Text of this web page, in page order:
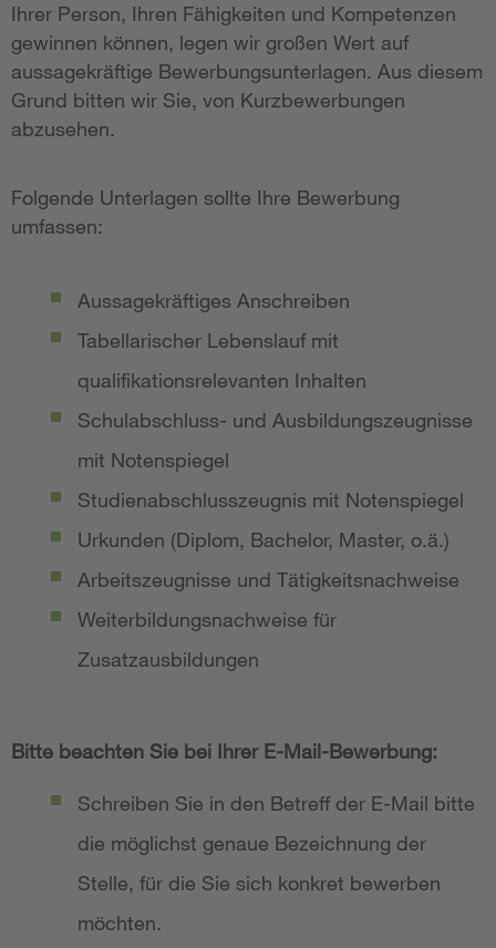
Ihrer Person, Ihren Fähigkeiten und Kompetenzen
gewinnen können, legen wir großen Wert auf
aussagekräftige Bewerbungsunterlagen. Aus diesem
Grund bitten wir Sie, von Kurzbewerbungen
abzusehen.
Folgende Unterlagen sollte Ihre Bewerbung
umfassen:
Aussagekräftiges Anschreiben
Tabellarischer Lebenslauf mit
qualifikationsrelevanten Inhalten
Schulabschluss- und Ausbildungszeugnisse
mit Notenspiegel
Studienabschlusszeugnis mit Notenspiegel
Urkunden (Diplom, Bachelor, Master, o.ä.)
Arbeitszeugnisse und Tätigkeitsnachweise
Weiterbildungsnachweise für
Zusatzausbildungen
Bitte beachten Sie bei Ihrer E-Mail-Bewerbung:
Schreiben Sie in den Betreff der E-Mail bitte
die möglichst genaue Bezeichnung der
Stelle, für die Sie sich konkret bewerben
möchten.